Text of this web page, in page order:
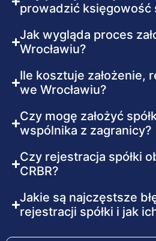
prowadzić księgowość
Jak wygląda proces
Wrocławiu?
Ile kosztuje założenie,
we Wrocławiu?
Czy mogę założyć
wspólnika z zagranicy?
Czy rejestracja spółki
CRBR?
Jakie są najczęstsze
rejestracji spółki i jak